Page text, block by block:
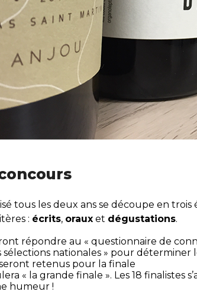
tous les deux ans se découpe en
: écrits, oraux et dégustations.
répondre au « questionnaire de
sélections nationales » pour
retenus pour la finale
« la grande finale ». Les 18
humeur !